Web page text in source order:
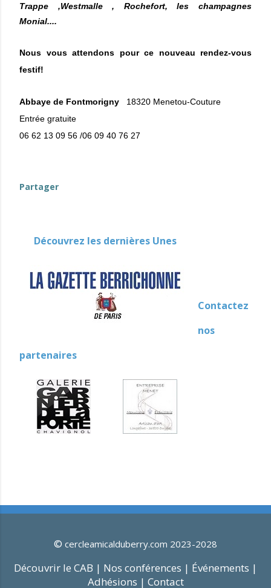
Trappe ,Westmalle , Rochefort, les champagnes
Monial....
Nous vous attendons pour ce nouveau rendez-vous
festif!
Abbaye de Fontmorigny
18320 Menetou-Couture
Entrée gratuite
06 62 13 09 56 /06 09 40 76 27
Partager
Découvrez les dernières Unes
Contactez
nos
partenaires
© cercleamicalduberry.com 2023-2028
Découvrir le CAB | Nos conférences | Événements |
Adhésions | Contact